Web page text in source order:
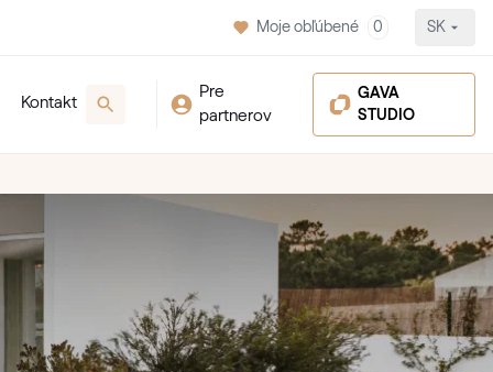
Moje obľúbené 0 SK
Kontakt
Pre
partnerov
GAVA
STUDIO